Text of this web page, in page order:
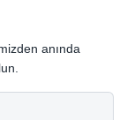
anında